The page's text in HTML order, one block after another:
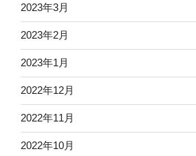
2023年3月
2023年2月
2023年1月
2022年12月
2022年11月
2022年10月